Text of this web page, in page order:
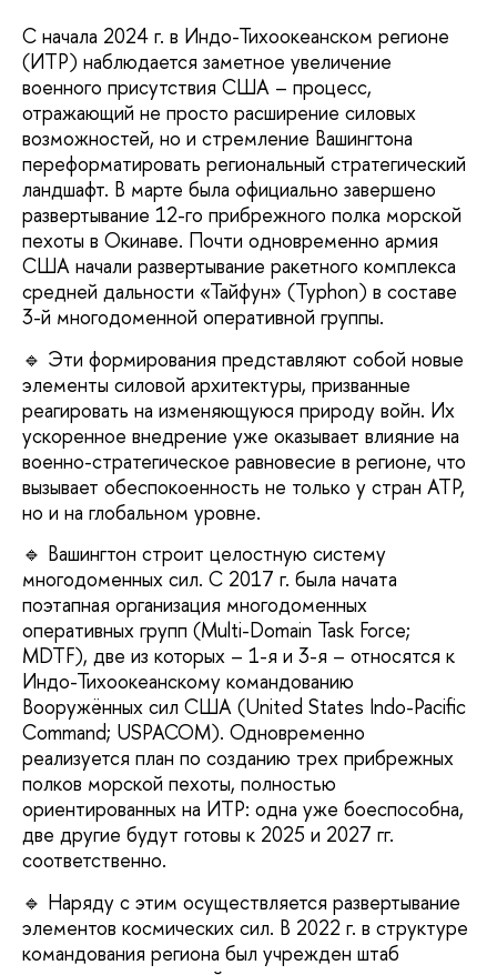
С начала 2024 г. в Индо-Тихоокеанском регионе
(ИТР) наблюдается заметное увеличение
военного присутствия США – процесс,
отражающий не просто расширение силовых
возможностей, но и стремление Вашингтона
переформатировать региональный стратегический
ландшафт. В марте была официально завершено
развертывание 12-го прибрежного полка морской
пехоты в Окинаве. Почти одновременно армия
США начали развертывание ракетного комплекса
средней дальности «Тайфун» (Typhon) в составе
3-й многодоменной оперативной группы.
🔹 Эти формирования представляют собой новые
элементы силовой архитектуры, призванные
реагировать на изменяющуюся природу войн. Их
ускоренное внедрение уже оказывает влияние на
военно-стратегическое равновесие в регионе, что
вызывает обеспокоенность не только у стран АТР,
но и на глобальном уровне.
🔹 Вашингтон строит целостную систему
многодоменных сил. С 2017 г. была начата
поэтапная организация многодоменных
оперативных групп (Multi-Domain Task Force;
MDTF), две из которых – 1-я и 3-я – относятся к
Индо-Тихоокеанскому командованию
Вооружённых сил США (United States Indo-Pacific
Command; USPACOM). Одновременно
реализуется план по созданию трех прибрежных
полков морской пехоты, полностью
ориентированных на ИТР: одна уже боеспособна,
две другие будут готовы к 2025 и 2027 гг.
соответственно.
🔹 Наряду с этим осуществляется развертывание
элементов космических сил. В 2022 г. в структуре
командования региона был учрежден штаб